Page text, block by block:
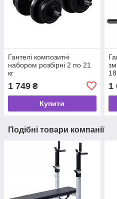
Гантелі композитні
набором розбірні 2 по 21
кг
1 749 ₴
Купити
1
Подібні товари компанії